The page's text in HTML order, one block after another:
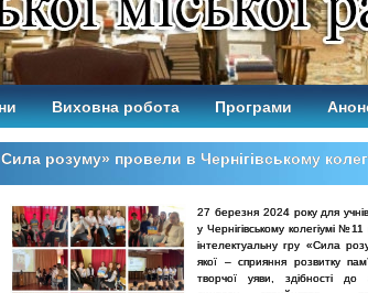
Виховна робота Програми
розуму» провели в Чернігівському
27 березня 2024 року для
у Чернігівському колегіумі
інтелектуальну гру «Сила
якої – сприяння розвитку
творчої уяви, здібності до